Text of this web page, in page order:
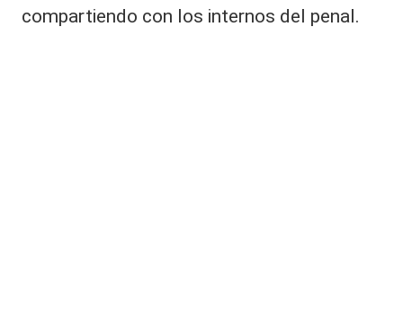
compartiendo con los internos del penal.